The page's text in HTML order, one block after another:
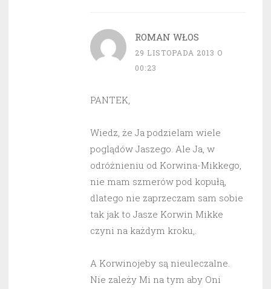
ROMAN WŁOS
29 LISTOPADA 2013 O
00:23
PANTEK,
Wiedz, że Ja podzielam wiele
poglądów Jaszego. Ale Ja, w
odróżnieniu od Korwina-Mikkego,
nie mam szmerów pod kopułą,
dlatego nie zaprzeczam sam sobie
tak jak to Jasze Korwin Mikke
czyni na każdym kroku,.
A Korwinojeby są nieuleczalne.
Nie zależy Mi na tym aby Oni